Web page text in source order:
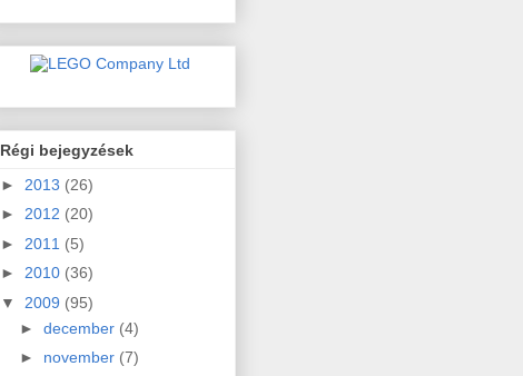
Régi bejegyzések
► 2013 (26)
► 2012 (20)
► 2011 (5)
► 2010 (36)
▼ 2009 (95)
► december (4)
► november (7)